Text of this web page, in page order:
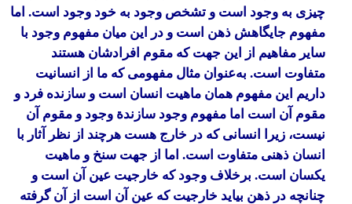
چیزی به وجود است و تشخص وجود به خود وجود است. اما
مفهوم جایگاهش ذهن است و در این میان مفهوم وجود با
سایر مفاهیم از این جهت که مقوم افرادشان هستند
متفاوت است. به‌عنوان مثال مفهومی که ما از انسانیت
داریم این مفهوم همان ماهیت انسان است و سازنده فرد و
مقوم آن است اما مفهوم وجود سازندة وجود و مقوم آن
نیست، زیرا انسانی که در خارج هست هرچند از نظر آثار با
انسان ذهنی متفاوت است. اما از جهت سنخ و ماهیت
یکسان است. برخلاف وجود که خارجیت عین آن است و
چنانچه در ذهن بیاید خارجیت که عین آن است از آن گرفته